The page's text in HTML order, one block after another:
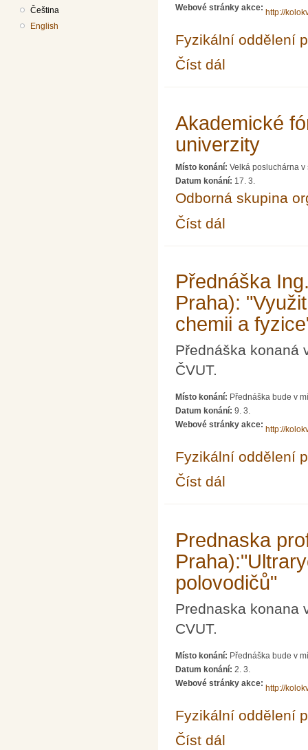
Čeština
English
Webové stránky akce:
http://
Fyzikální oddělení
Číst dál
Akademické
univerzity
Místo konání: Velká posluchárna v
Datum konání: 17. 3.
Odborná skupina
Číst dál
Přednáška
Praha):
chemii a
Přednáška konaná
ČVUT.
Místo konání: Přednáška bude v
Datum konání: 9. 3.
Webové stránky akce:
http://
Fyzikální oddělení
Číst dál
Prednaska
polovodičů"
Prednaska konana
CVUT.
Místo konání: Přednáška bude v
Datum konání: 2. 3.
Webové stránky akce:
http://
Fyzikální oddělení
Číst dál